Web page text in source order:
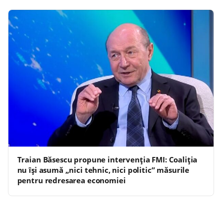
Traian Băsescu propune intervenția FMI: Coaliția
nu își asumă „nici tehnic, nici politic” măsurile
pentru redresarea economiei